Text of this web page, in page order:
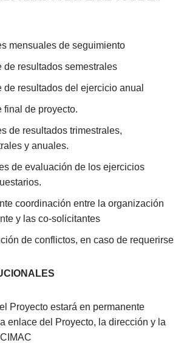
mensuales de seguimiento
de resultados semestrales
de resultados del ejercicio anual
final de proyecto.
de resultados trimestrales,
y anuales.
de evaluación de los ejercicios
coordinación entre la organización
y las co-solicitantes
de conflictos, en caso de requerirse
Proyecto estará en permanente
enlace del Proyecto, la dirección y la